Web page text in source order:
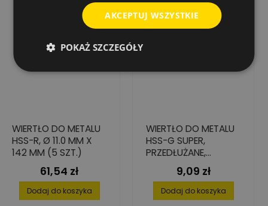
WIERTŁO DO METALU
HSS-R, Ø 11.0 MM X
142 MM (5 SZT.)
Cena
61,54 zł
Dodaj do koszyka
WIERTŁO DO METALU
HSS-G SUPER,
PRZEDŁUŻANE,
4,2X78/119
Cena
9,09 zł
Dodaj do koszyka
AKCEPTUJ WSZYSTKIE
POKAŻ SZCZEGÓŁY